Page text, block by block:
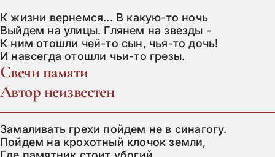
К жизни вернемся... В какую-то ночь
Выйдем на улицы. Глянем на звезды -
К ним отошли чей-то сын, чья-то дочь!
И навсегда отошли чьи-то грезы.
Свечи памяти
Автор неизвестен
Замаливать грехи пойдем не в синагогу.
Пойдем на крохотный клочок земли,